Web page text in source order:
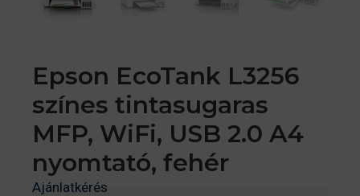
Epson EcoTank L3256
színes tintasugaras
MFP, WiFi, USB 2.0 A4
nyomtató, fehér
Ajánlatkérés